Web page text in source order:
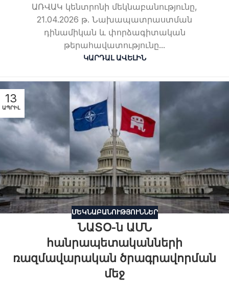
ԱՌՎԱԿ կենտրոնի մեկնաբանությունը,
21.04.2026 թ. Նախապատրաստման
դինամիկան և փորձագիտական
թերահավատությունը...
ԿԱՐԴԱԼ ԱՎԵԼԻՆ
13
ԱՊՐԻԼ
ՄԵԿՆԱԲԱՆՈՒԹՅՈՒՆՆԵՐ
ՆԱՏՕ-ն ԱՄՆ
հանրապետականների
ռազմավարական ծրագրավորման
մեջ